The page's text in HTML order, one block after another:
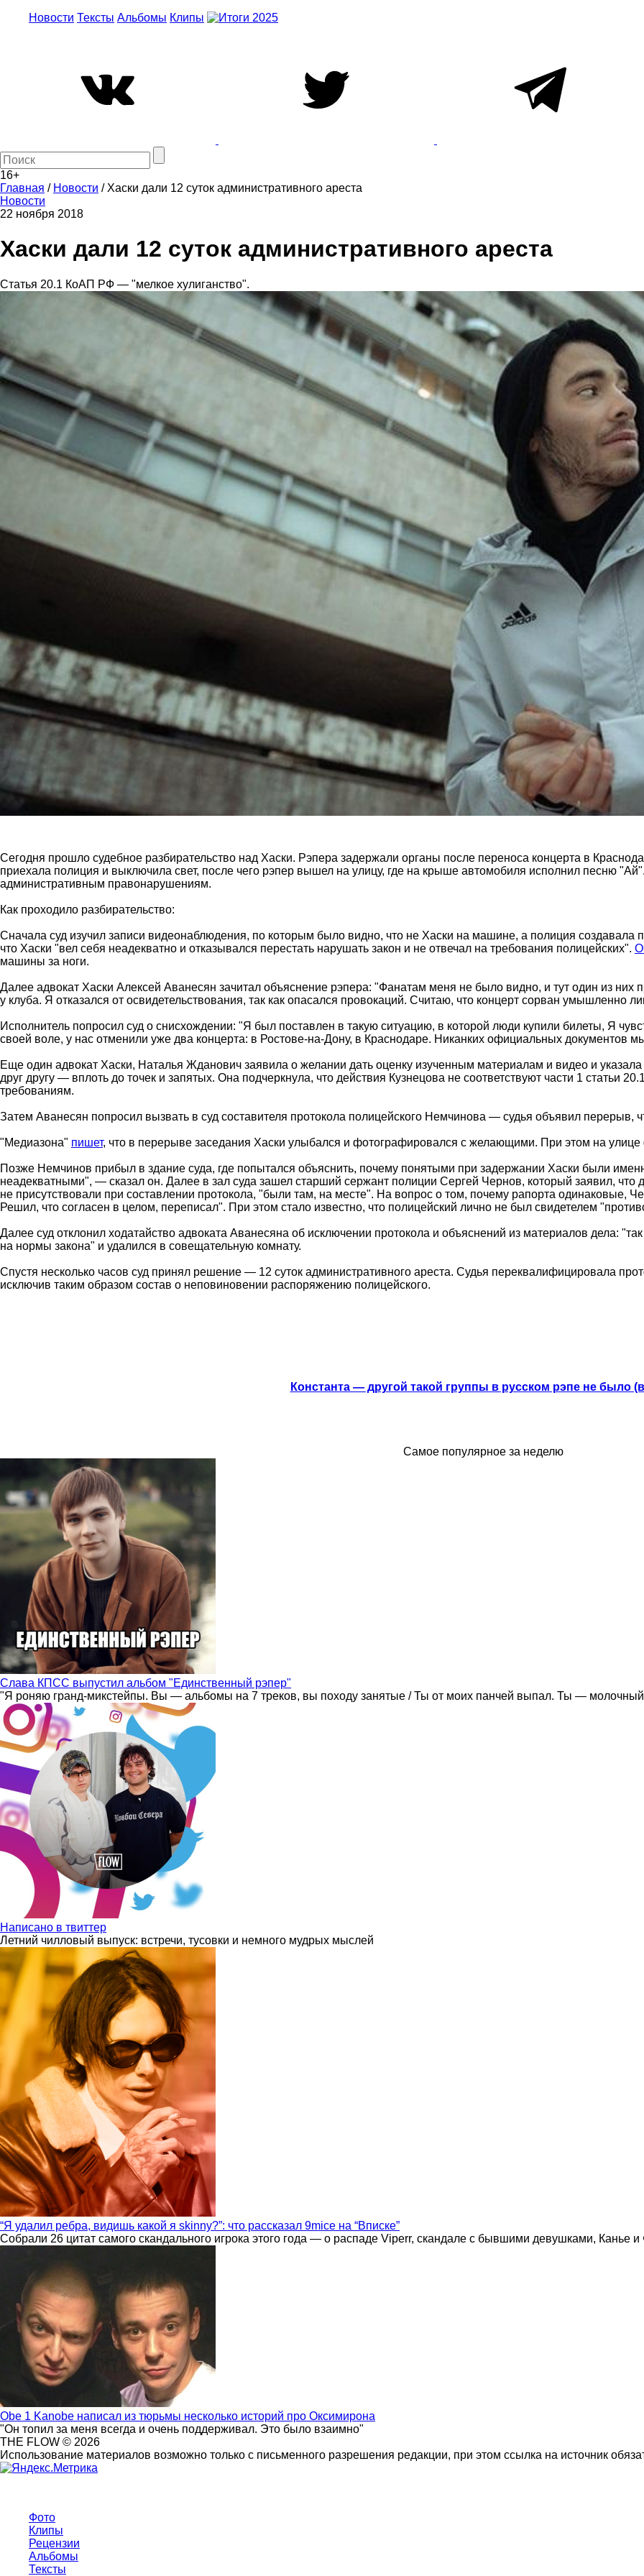
Новости Тексты Альбомы Клипы
16+
Главная / Новости / Хаски дали 12 суток административного ареста
Новости
22 ноября 2018
Хаски дали 12 суток административного ареста
Статья 20.1 КоАП РФ — "мелкое хулиганство".
Сегодня прошло судебное разбирательство над Хаски. Рэпера задержали органы после переноса концерта в
приехала полиция и выключила свет, после чего рэпер вышел на улицу, где на крыше автомобиля исполнил песню
административным правонарушениям.
Как проходило разбирательство:
Сначала суд изучил записи видеонаблюдения, по которым было видно, что не Хаски на машине, а полиция
что Хаски "вел себя неадекватно и отказывался перестать нарушать закон и не отвечал на требования полицейских".
машины за ноги.
Далее адвокат Хаски Алексей Аванесян зачитал объяснение рэпера: "Фанатам меня не было видно, и тут один из них
у клуба. Я отказался от освидетельствования, так как опасался провокаций. Считаю, что концерт сорван умышленно
Исполнитель попросил суд о снисхождении: "Я был поставлен в такую ситуацию, в которой люди купили билеты, Я
своей воле, у нас отменили уже два концерта: в Ростове-на-Дону, в Краснодаре. Никанких официальных документов
Еще один адвокат Хаски, Наталья Жданович заявила о желании дать оценку изученным материалам и видео и
друг другу — вплоть до точек и запятых. Она подчеркнула, что действия Кузнецова не соответствуют части 1 статьи
требованиям.
Затем Аванесян попросил вызвать в суд составителя протокола полицейского Немчинова — судья объявил перерыв,
"Медиазона" пишет, что в перерыве заседания Хаски улыбался и фотографировался с желающими. При этом на улице
Позже Немчинов прибыл в здание суда, где попытался объяснить, почему понятыми при задержании Хаски были
неадекватными", — сказал он. Далее в зал суда зашел старший сержант полиции Сергей Чернов, который заявил, что
не присутствовали при составлении протокола, "были там, на месте". На вопрос о том, почему рапорта одинаковые,
Решил, что согласен в целом, переписал". При этом стало известно, что полицейский лично не был свидетелем
Далее суд отклонил ходатайство адвоката Аванесяна об исключении протокола и объяснений из материалов дела:
на нормы закона" и удалился в совещательную комнату.
Спустя несколько часов суд принял решение — 12 суток административного ареста. Судья переквалифицировала
исключив таким образом состав о неповиновении распоряжению полицейского.
Константа — другой такой группы в русском рэпе не было
Самое популярное за неделю
Слава КПСС выпустил альбом "Единственный рэпер"
"Я роняю гранд-микстейпы. Вы — альбомы на 7 треков, вы походу занятые / Ты от моих панчей выпал. Ты —
Написано в твиттер
Летний чилловый выпуск: встречи, тусовки и немного мудрых мыслей
“Я удалил ребра, видишь какой я skinny?”: что рассказал 9mice на “Вписке”
Собрали 26 цитат самого скандального игрока этого года — о распаде Viperr, скандале с бывшими девушками, Канье
Obe 1 Kanobe написал из тюрьмы несколько историй про Оксимирона
"Он топил за меня всегда и очень поддерживал. Это было взаимно"
THE FLOW © 2026
Использование материалов возможно только с письменного разрешения редакции, при этом ссылка на источник
Фото
Клипы
Рецензии
Альбомы
Тексты